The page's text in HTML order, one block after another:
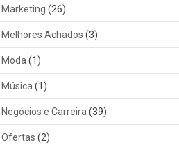
Marketing (26)
Melhores Achados (3)
Moda (1)
Música (1)
Negócios e Carreira (39)
Ofertas (2)